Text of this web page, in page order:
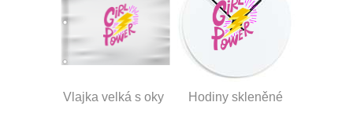
Vlajka velká s oky Hodiny skleněné